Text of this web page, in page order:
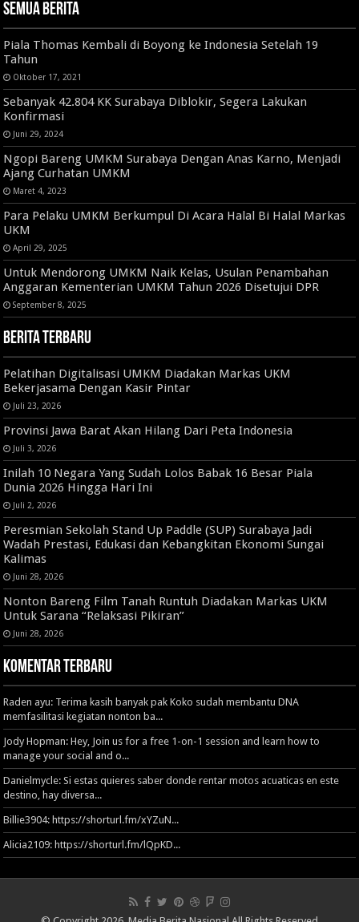
Semua Berita
Piala Thomas Kembali di Boyong ke Indonesia Setelah 19
Tahun
Oktober 17, 2021
Sebanyak 42.804 KK Surabaya Diblokir, Segera Lakukan
Konfirmasi
Juni 29, 2024
Ngopi Bareng UMKM Surabaya Dengan Anas Karno, Menjadi
Ajang Curhatan UMKM
Maret 4, 2023
Para Pelaku UMKM Berkumpul Di Acara Halal Bi Halal Markas
UKM
April 29, 2025
Untuk Mendorong UMKM Naik Kelas, Usulan Penambahan
Anggaran Kementerian UMKM Tahun 2026 Disetujui DPR
September 8, 2025
Berita Terbaru
Pelatihan Digitalisasi UMKM Diadakan Markas UKM
Bekerjasama Dengan Kasir Pintar
Juli 23, 2026
Provinsi Jawa Barat Akan Hilang Dari Peta Indonesia
Juli 3, 2026
Inilah 10 Negara Yang Sudah Lolos Babak 16 Besar Piala
Dunia 2026 Hingga Hari Ini
Juli 2, 2026
Peresmian Sekolah Stand Up Paddle (SUP) Surabaya Jadi
Wadah Prestasi, Edukasi dan Kebangkitan Ekonomi Sungai
Kalimas
Juni 28, 2026
Nonton Bareng Film Tanah Runtuh Diadakan Markas UKM
Untuk Sarana “Relaksasi Pikiran”
Juni 28, 2026
Komentar Terbaru
Raden ayu: Terima kasih banyak pak Koko sudah membantu DNA
memfasilitasi kegiatan nonton ba...
Jody Hopman: Hey, Join us for a free 1-on-1 session and learn how to
manage your social and o...
Danielmycle: Si estas quieres saber donde rentar motos acuaticas en este
destino, hay diversa...
Billie3904: https://shorturl.fm/xYZuN...
Alicia2109: https://shorturl.fm/lQpKD...